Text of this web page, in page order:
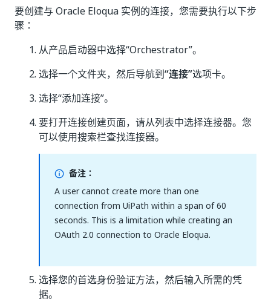
要创建与 Oracle Eloqua 实例的连接，您需要执行以下步
骤：
从产品启动器中选择“Orchestrator”。
选择一个文件夹，然后导航到“连接”选项卡。
选择“添加连接”。
要打开连接创建页面，请从列表中选择连接器。您
可以使用搜索栏查找连接器。
备注：
A user cannot create more than one
connection from UiPath within a span of 60
seconds. This is a limitation while creating an
OAuth 2.0 connection to Oracle Eloqua.
选择您的首选身份验证方法，然后输入所需的凭
据。